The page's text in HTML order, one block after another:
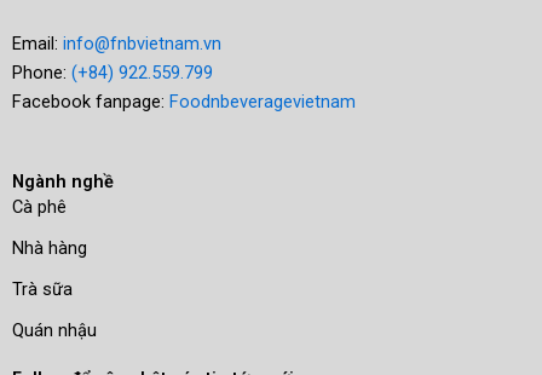
Email: info@fnbvietnam.vn
Phone: (+84) 922.559.799
Facebook fanpage: Foodnbeveragevietnam
Ngành nghề
Cà phê
Nhà hàng
Trà sữa
Quán nhậu